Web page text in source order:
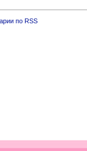
по RSS